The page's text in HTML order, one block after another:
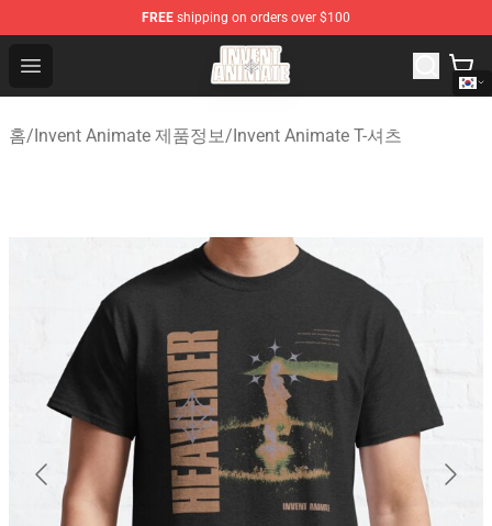
FREE shipping on orders over $100
Open menu
Invent Animate Shop - Official Invent Animate
홈/Invent Animate 제품정보/Invent Animate T-셔츠